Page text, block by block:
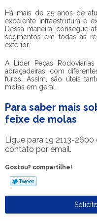
Há mais de 25 anos de
excelente infraestrutura e
Dessa maneira, consegue
segmentos em todas as
exterior.
A Líder Peças
abraçadeiras, com
furos. Assim, são úteis
molas em geral.
Para saber mais
feixe de molas
Ligue para 19 2113-2600
contato por email.
Gostou? compartilhe!